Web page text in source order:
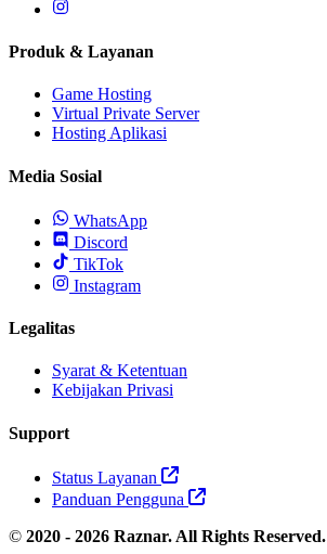
Produk & Layanan
Game Hosting
Virtual Private Server
Hosting Aplikasi
Media Sosial
WhatsApp
Discord
TikTok
Instagram
Legalitas
Syarat & Ketentuan
Kebijakan Privasi
Support
Status Layanan
Panduan Pengguna
© 2020 - 2026 Raznar. All Rights Reserved.